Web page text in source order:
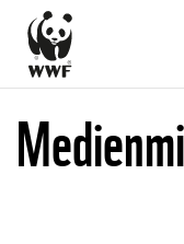
Direkt
zum
Inhalt